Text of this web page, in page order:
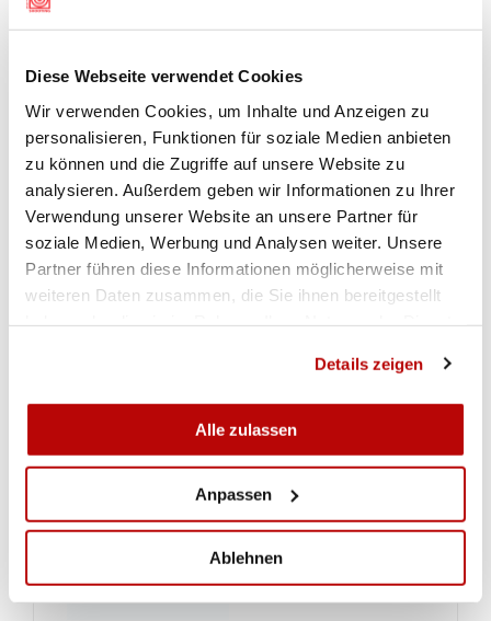
Diese Webseite verwendet Cookies
Wir verwenden Cookies, um Inhalte und Anzeigen zu
personalisieren, Funktionen für soziale Medien anbieten
zu können und die Zugriffe auf unsere Website zu
analysieren. Außerdem geben wir Informationen zu Ihrer
Verwendung unserer Website an unsere Partner für
soziale Medien, Werbung und Analysen weiter. Unsere
Partner führen diese Informationen möglicherweise mit
weiteren Daten zusammen, die Sie ihnen bereitgestellt
Details zeigen
Alle zulassen
Anpassen
Ablehnen